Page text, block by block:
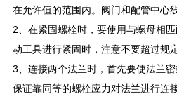
在允许值的范围内。阀门和配管中心
2、在紧固螺栓时，要使用与螺母相
动工具进行紧固时，注意不要超过规
3、连接两个法兰时，首先要使法兰
保证靠同等的螺栓应力对法兰进行连接